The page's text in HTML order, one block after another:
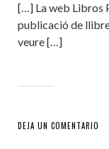
[…] La web Libros
publicació de
veure […]
DEJA UN COMENTARIO